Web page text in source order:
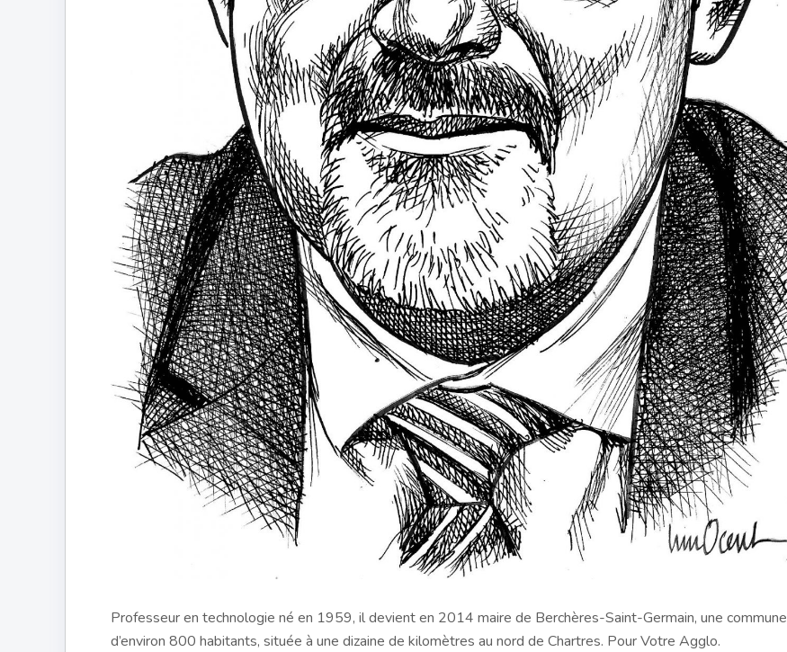
Professeur en technologie né en 1959, il devient en 2014 maire de Berchères-Saint-Germain, une commune
d’environ 800 habitants, située à une dizaine de kilomètres au nord de Chartres. Pour Votre Agglo.